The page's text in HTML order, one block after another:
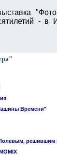
- в
Времени"
решившим